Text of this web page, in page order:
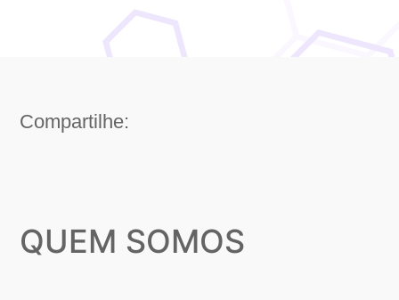
Compartilhe:
QUEM SOMOS